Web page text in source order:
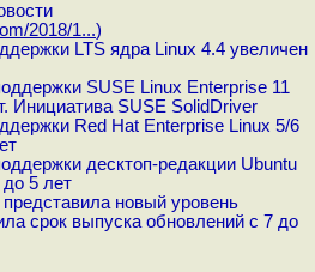
2018/1...)
LTS ядра Linux 4.4 увеличен
SUSE Linux Enterprise 11
Инициатива SUSE SolidDriver
Red Hat Enterprise Linux 5/6
десктоп-редакции Ubuntu
5 лет
новый уровень
срок выпуска обновлений с 7 до